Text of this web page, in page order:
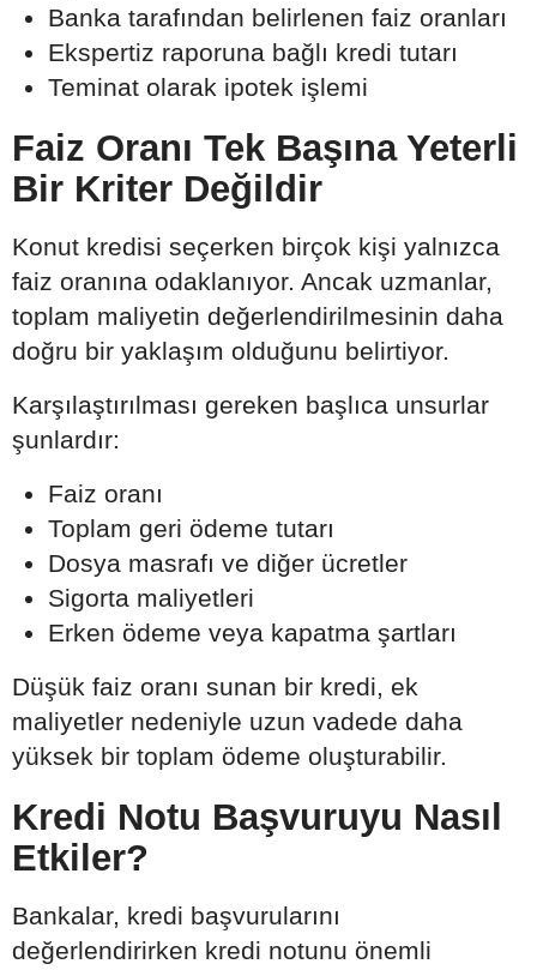
Banka tarafından belirlenen faiz oranları
Ekspertiz raporuna bağlı kredi tutarı
Teminat olarak ipotek işlemi
Faiz Oranı Tek Başına Yeterli
Bir Kriter Değildir
Konut kredisi seçerken birçok kişi yalnızca
faiz oranına odaklanıyor. Ancak uzmanlar,
toplam maliyetin değerlendirilmesinin daha
doğru bir yaklaşım olduğunu belirtiyor.
Karşılaştırılması gereken başlıca unsurlar
şunlardır:
Faiz oranı
Toplam geri ödeme tutarı
Dosya masrafı ve diğer ücretler
Sigorta maliyetleri
Erken ödeme veya kapatma şartları
Düşük faiz oranı sunan bir kredi, ek
maliyetler nedeniyle uzun vadede daha
yüksek bir toplam ödeme oluşturabilir.
Kredi Notu Başvuruyu Nasıl
Etkiler?
Bankalar, kredi başvurularını
değerlendirirken kredi notunu önemli